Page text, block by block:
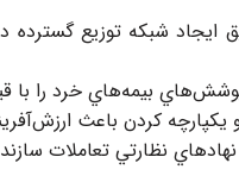
ايجاد شبكه توزيع
بيمه‌هاي خرد را با
كردن باعث
نظارتي تعاملات